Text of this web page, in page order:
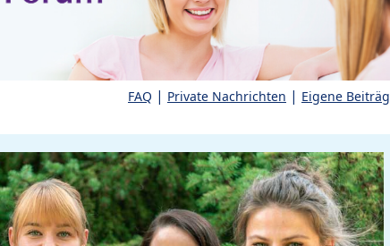
FAQ | Private Nachrichten | Eigene